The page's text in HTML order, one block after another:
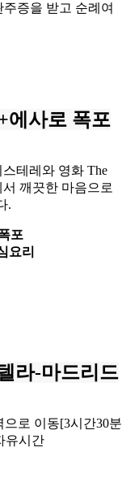
증을 받고 순례여
에사로 폭포
테레와 영화 The
깨끗한 마음으로
.
포
요리
라-마드리드
로 이동[3시간30분
유시간